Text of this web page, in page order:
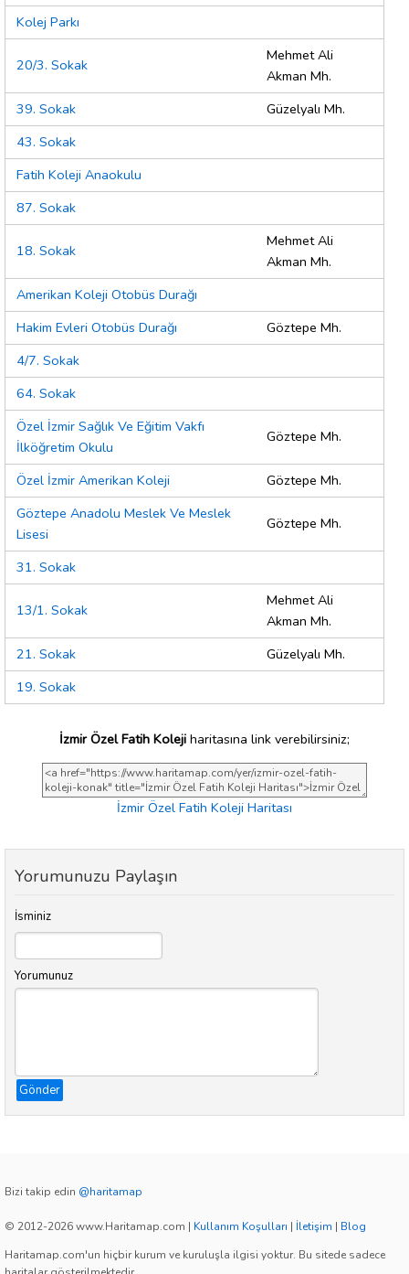
Kolej Parkı
20/3. Sokak
Mehmet Ali
Akman Mh.
39. Sokak
Güzelyalı Mh.
43. Sokak
Fatih Koleji Anaokulu
87. Sokak
18. Sokak
Mehmet Ali
Akman Mh.
Amerikan Koleji Otobüs Durağı
Hakim Evleri Otobüs Durağı
Göztepe Mh.
4/7. Sokak
64. Sokak
Özel İzmir Sağlık Ve Eğitim Vakfı
İlköğretim Okulu
Göztepe Mh.
Özel İzmir Amerikan Koleji
Göztepe Mh.
Göztepe Anadolu Meslek Ve Meslek
Lisesi
Göztepe Mh.
31. Sokak
13/1. Sokak
Mehmet Ali
Akman Mh.
21. Sokak
Güzelyalı Mh.
19. Sokak
İzmir Özel Fatih Koleji haritasına link verebilirsiniz;
İzmir Özel Fatih Koleji Haritası
Yorumunuzu Paylaşın
İsminiz
Yorumunuz
Gönder
Bizi takip edin @haritamap
© 2012-2026 www.Haritamap.com | Kullanım Koşulları | İletişim | Blog
Haritamap.com'un hiçbir kurum ve kuruluşla ilgisi yoktur. Bu sitede sadece